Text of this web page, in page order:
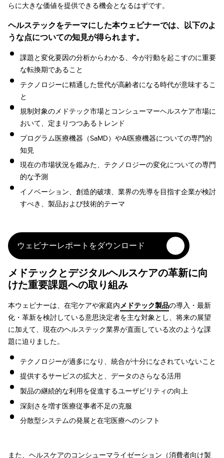
らに大きな価値を提供できる機会となるはずです。
ヘルステックをテーマにした本ウェビナーでは、以下のよ
うな点についての知見が得られます。
課題と変化要因の分析からわかる、今が行動を起こすのに重要
な転換期であること
テクノロジーに精通した世代が高齢者になる時代が意味するこ
と
規制対象のメドテック市場とコンシューマーヘルスケア市場に
おいて、定まりつつあるトレンド
プログラム医療機器（SaMD）やAI医療機器についての専門的
知見
現在の市場状況を鑑みた、テクノロジーの変化についての専門
的な予測
イノベーション、創造的破壊、業界の先導を目指す企業が検討
すべき、製品および技術的テーマ
ウェビナーレポートをダウンロード
メドテックとデジタルヘルスケアの革新に向
けた重要課題への取り組み
本ウェビナーは、在宅ケアや家庭内メドテック製品の導入・最新
化・革新を検討している意思決定者を主な対象とし、将来の展望
に加えて、現在のヘルステック業界が直面している次のような課
題に迫りました。
テクノロジーが過多になり、統合が十分になされていないこと
提供するサービスの拡大と、データのさらなる活用
製品の継続的な利用を促進するユーザビリティの向上
深刻さを増す医療従事者不足の克服
分散型システムの発展と在宅医療へのシフト
また、ヘルスケアのコンシューマライゼーション（消費者向け製